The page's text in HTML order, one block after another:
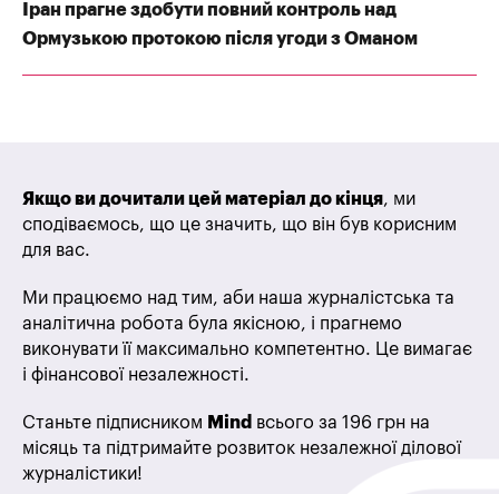
Іран прагне здобути повний контроль над
Ормузькою протокою після угоди з Оманом
Якщо ви дочитали цей матеріал до кінця, ми
сподіваємось, що це значить, що він був корисним
для вас.
Ми працюємо над тим, аби наша журналістська та
аналітична робота була якісною, і прагнемо
виконувати її максимально компетентно. Це вимагає
і фінансової незалежності.
Станьте підписником Mind всього за 196 грн на
місяць та підтримайте розвиток незалежної ділової
журналістики!